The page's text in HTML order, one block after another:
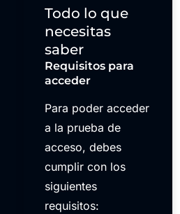
Todo lo que
necesitas
saber
Requisitos para
acceder
Para poder acceder
a la prueba de
acceso, debes
cumplir con los
siguientes
requisitos: